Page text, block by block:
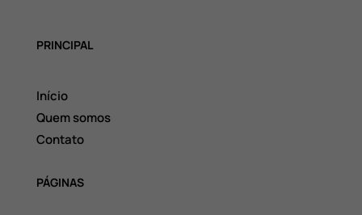
PRINCIPAL
Início
Quem somos
Contato
PÁGINAS